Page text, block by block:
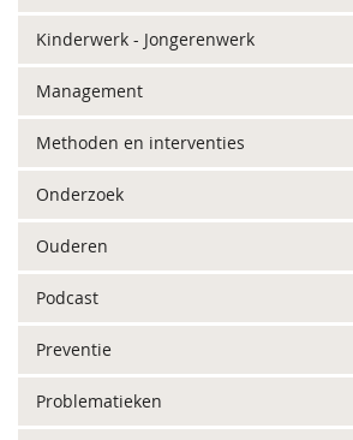
Kinderwerk - Jongerenwerk
Management
Methoden en interventies
Onderzoek
Ouderen
Podcast
Preventie
Problematieken